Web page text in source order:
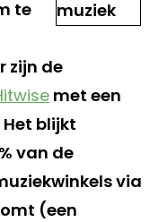
te
zijn de
met een
blijkt
van de
via
(een